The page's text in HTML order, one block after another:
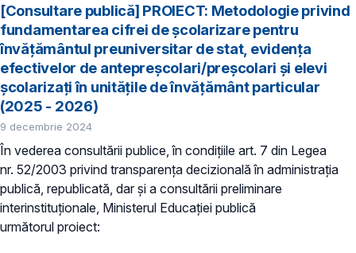
[Consultare publică] PROIECT: Metodologie privind
fundamentarea cifrei de școlarizare pentru
învățământul preuniversitar de stat, evidența
efectivelor de antepreșcolari/preșcolari și elevi
școlarizați în unitățile de învățământ particular
(2025 - 2026)
9 decembrie 2024
În vederea consultării publice, în condiţiile art. 7 din Legea
nr. 52/2003 privind transparenţa decizională în administraţia
publică, republicată, dar și a consultării preliminare
interinstituționale, Ministerul Educaţiei publică
următorul proiect: